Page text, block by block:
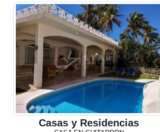
Casas y Residencias